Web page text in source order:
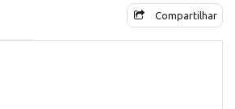
Compartilhar